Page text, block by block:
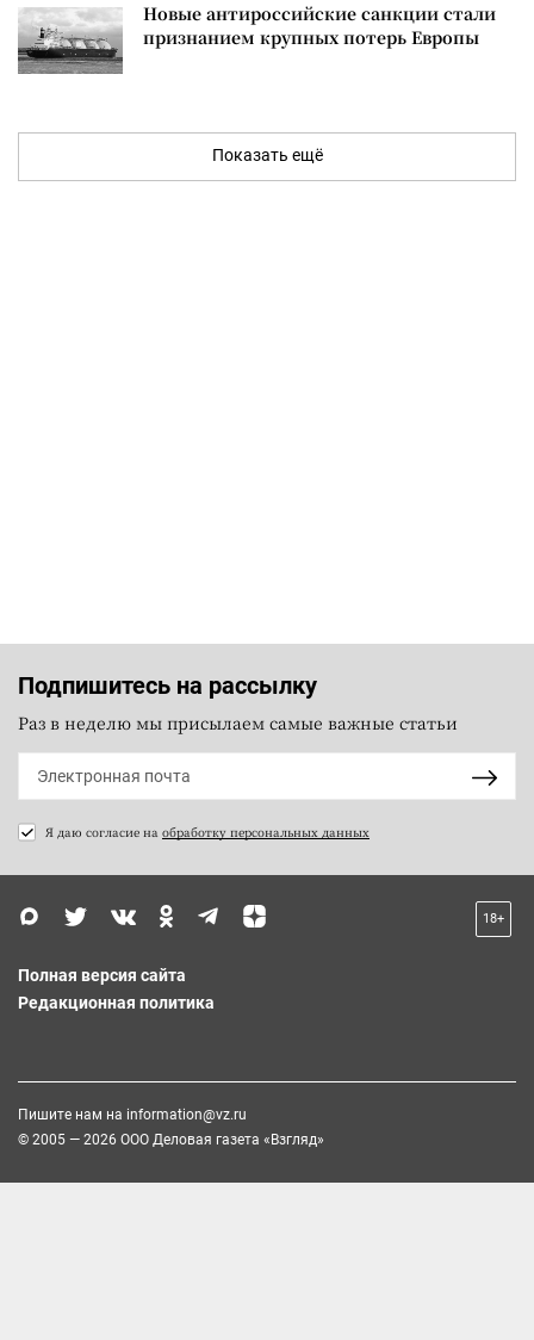
Новые антироссийские санкции стали
признанием крупных потерь Европы
Показать ещё
Подпишитесь на рассылку
Раз в неделю мы присылаем самые важные статьи
Я даю согласие на обработку персональных данных
18+
Полная версия сайта
Редакционная политика
Пишите нам на information@vz.ru
© 2005 — 2026 ООО Деловая газета «Взгляд»